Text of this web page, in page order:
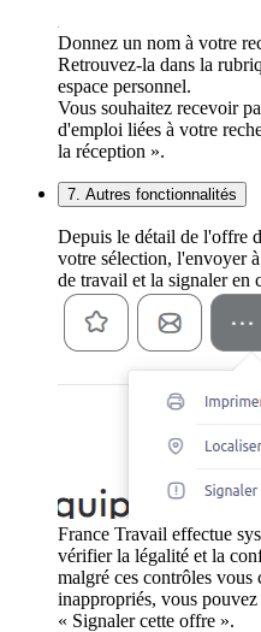
Donnez un nom à votre
Retrouvez-la dans la
espace personnel.
Vous souhaitez recevoir
d'emploi liées à votre
la réception ».
7. Autres fonctionnalités
Depuis le détail de l'offre
votre sélection, l'envoyer
de travail et la signaler en
France Travail effectue
vérifier la légalité et la
malgré ces contrôles vous
inappropriés, vous
« Signaler cette offre ».